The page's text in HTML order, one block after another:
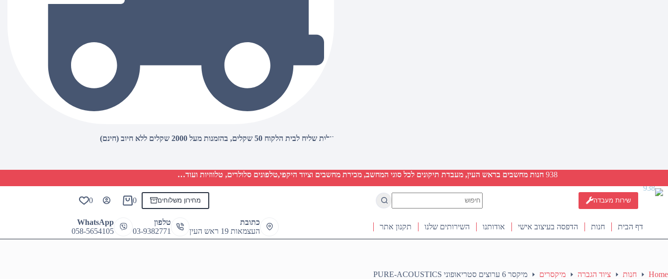
עלות שליח לבית הלקוח 50 שקלים, בהזמנות מעל 2000 שקלים ללא חיוב (חינם)
938 חנות מחשבים בראש העין, מעבדת תיקונים לכל סוגי המחשב, מכירת מחשבים וציוד היקפי,טלפונים סלולרים, טלווזיות ועוד…
שירות מעבדה
results
מחירון משלוחים
Shopping
0
0
דף הבית חנות הדפסה בעיצוב אישי אודותנו השירותים שלנו תקנון אתר
כתובת
העצמאות 19 ראש העין
טלפון
03-9382771
WhatsApp
058-5654105
Home חנות ציוד הגברה מיקסרים
מיקסר 6 ערוצים סטריאופוני PURE-ACOUSTICS